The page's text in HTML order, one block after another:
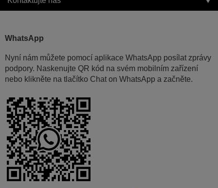
WhatsApp
Nyní nám můžete pomocí aplikace WhatsApp posílat zprávy
podpory. Naskenujte QR kód na svém mobilním zařízení
nebo klikněte na tlačítko Chat on WhatsApp a začněte.